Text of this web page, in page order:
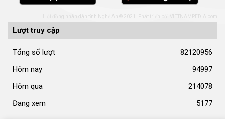
Hội đồng nhân dân tỉnh Nghệ An © 2021. Phát triển bởi
Lượt truy cập
Tổng số lượt
82120956
Hôm nay
94997
Hôm qua
214078
Đang xem
5177